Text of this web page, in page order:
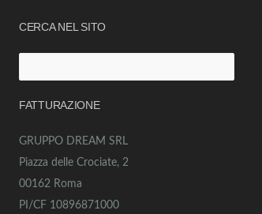
CERCA NEL SITO
per:
FATTURAZIONE
GRUPPO DREAM SRL
Piazza delle Crociate, 2
00162 Roma
PI/CF 10896871000